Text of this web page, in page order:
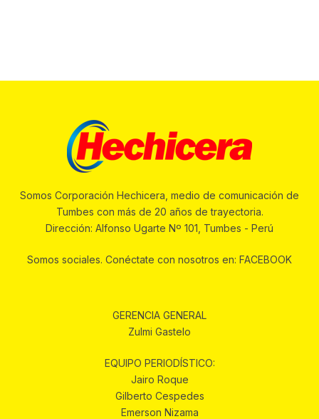
Somos Corporación Hechicera, medio de comunicación de
Tumbes con más de 20 años de trayectoria.
Dirección: Alfonso Ugarte Nº 101, Tumbes - Perú
Somos sociales. Conéctate con nosotros en: FACEBOOK
GERENCIA GENERAL
Zulmi Gastelo
EQUIPO PERIODÍSTICO:
Jairo Roque
Gilberto Cespedes
Emerson Nizama